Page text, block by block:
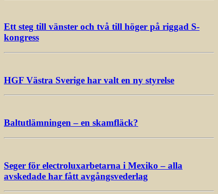
Ett steg till vänster och två till höger på riggad S-
kongress
HGF Västra Sverige har valt en ny styrelse
Baltutlämningen – en skamfläck?
Seger för electroluxarbetarna i Mexiko – alla
avskedade har fått avgångsvederlag